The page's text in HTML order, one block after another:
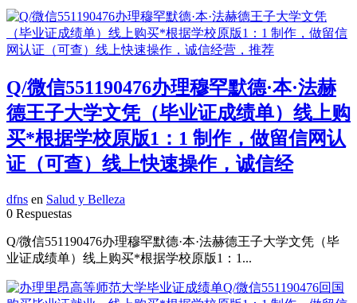
Q/微信551190476办理穆罕默德·本·法赫
德王子大学文凭（毕业证成绩单）线上购
买*根据学校原版1：1 制作，做留信网认
证（可查）线上快速操作，诚信经
dfns en Salud y Belleza
0 Respuestas
Q/微信551190476办理穆罕默德·本·法赫德王子大学文凭（毕
业证成绩单）线上购买*根据学校原版1：1...